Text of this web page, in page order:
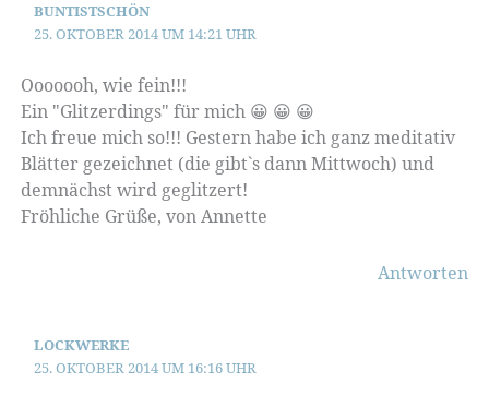
BUNTISTSCHÖN
25. OKTOBER 2014 UM 14:21 UHR
Ooooooh, wie fein!!!
Ein "Glitzerdings" für mich 😀 😀 😀
Ich freue mich so!!! Gestern habe ich ganz meditativ
Blätter gezeichnet (die gibt`s dann Mittwoch) und
demnächst wird geglitzert!
Fröhliche Grüße, von Annette
Antworten
LOCKWERKE
25. OKTOBER 2014 UM 16:16 UHR